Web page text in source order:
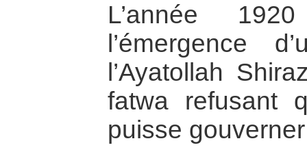
L’année
l’émergence
l’Ayatollah
fatwa refusant
puisse gouverner